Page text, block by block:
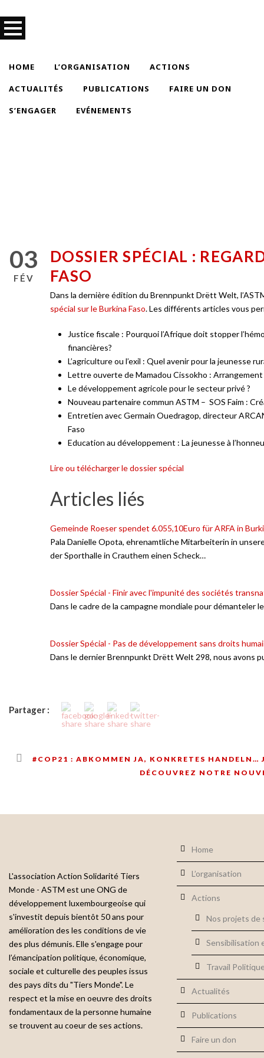
HOME L’ORGANISATION ACTIONS
ACTUALITÉS PUBLICATIONS FAIRE UN DON
S’ENGAGER EVÉNEMENTS
03
FÉV
DOSSIER SPÉCIAL :
FASO
Dans la dernière édition du Brennpunkt Drëtt Welt,
spécial sur le Burkina Faso. Les différents articles vous
Justice fiscale : Pourquoi l’Afrique doit stopper
financières?
L’agriculture ou l’exil : Quel avenir pour la jeunesse
Lettre ouverte de Mamadou Cissokho :
Le développement agricole pour le secteur privé ?
Nouveau partenaire commun ASTM – SOS Faim :
Entretien avec Germain Ouedragop, directeur
Faso
Education au développement : La jeunesse à
Lire ou télécharger le dossier spécial
Articles liés
Gemeinde Roeser spendet 6.055,10Euro für ARFA in
Pala Danielle Opota, ehrenamtliche Mitarbeiterin in
der Sporthalle in Crauthem einen Scheck…
Dossier Spécial - Finir avec l'impunité des sociétés
Dans le cadre de la campagne mondiale pour
Dossier Spécial - Pas de développement sans droits
Dans le dernier Brennpunkt Drëtt Welt 298, nous avons
Partager :
#COP21 : ABKOMMEN JA, KONKRETES HANDELN…
DÉCOUVREZ NOTRE
L'association Action Solidarité Tiers
Monde - ASTM est une ONG de
développement luxembourgeoise qui
s'investit depuis bientôt 50 ans pour
amélioration des les conditions de vie
des plus démunis. Elle s'engage pour
l’émancipation politique, économique,
sociale et culturelle des peuples issus
des pays dits du "Tiers Monde". Le
respect et la mise en oeuvre des droits
fondamentaux de la personne humaine
se trouvent au coeur de ses actions.
Home
L’organisation
Actions
Nos projets de
Sensibilisation
Travail
Actualités
Publications
Faire un don